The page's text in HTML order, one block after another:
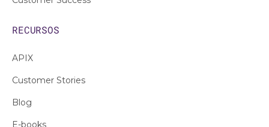
RECURSOS
APIX
Customer Stories
Blog
E-books